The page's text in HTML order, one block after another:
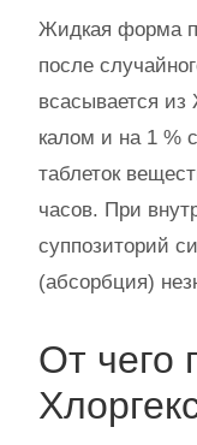
Жидкая форма
после
всасывается
калом и на 1 %
таблеток
часов. При
суппозиторий
(абсорбция)
От чего